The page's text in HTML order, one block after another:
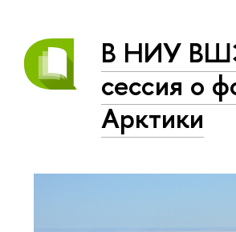
В НИУ ВШЭ
сессия о
Арктики